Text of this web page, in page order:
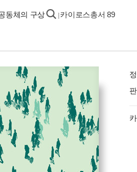
동체의 구상 카이로스총서 89